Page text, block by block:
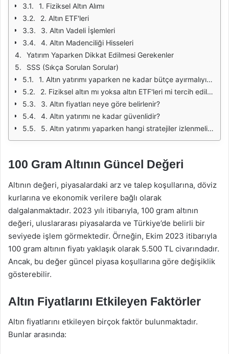
1. Fiziksel Altın Alımı
2. Altın ETF'leri
3. Altın Vadeli İşlemleri
4. Altın Madenciliği Hisseleri
Yatırım Yaparken Dikkat Edilmesi Gerekenler
SSS (Sıkça Sorulan Sorular)
1. Altın yatırımı yaparken ne kadar bütçe ayırmalıyım?
2. Fiziksel altın mı yoksa altın ETF'leri mi tercih edilmeli?
3. Altın fiyatları neye göre belirlenir?
4. Altın yatırımı ne kadar güvenlidir?
5. Altın yatırımı yaparken hangi stratejiler izlenmelidir?
100 Gram Altının Güncel Değeri
Altının değeri, piyasalardaki arz ve talep koşullarına, döviz
kurlarına ve ekonomik verilere bağlı olarak
dalgalanmaktadır. 2023 yılı itibarıyla, 100 gram altının
değeri, uluslararası piyasalarda ve Türkiye’de belirli bir
seviyede işlem görmektedir. Örneğin, Ekim 2023 itibarıyla
100 gram altının fiyatı yaklaşık olarak 5.500 TL civarındadır.
Ancak, bu değer güncel piyasa koşullarına göre değişiklik
gösterebilir.
Altın Fiyatlarını Etkileyen Faktörler
Altın fiyatlarını etkileyen birçok faktör bulunmaktadır.
Bunlar arasında: